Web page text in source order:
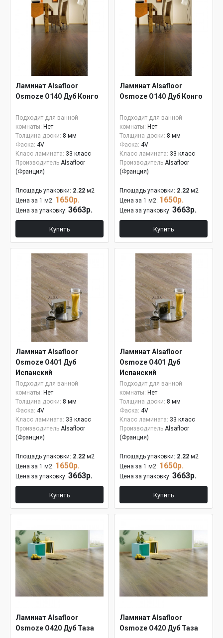
Ламинат Alsafloor
Osmoze O140 Дуб Конго
Подходит для ванной
комнаты: Нет
Толщина доски: 8 мм
Фаска: 4V
Класс ламината: 33 класс
Производитель Alsafloor
(Франция)
Площадь упаковки: 2.22 м2
Цена за 1 м2: 1650р.
Цена за упаковку: 3663р.
Купить
Ламинат Alsafloor
Osmoze O140 Дуб Конго
Подходит для ванной
комнаты: Нет
Толщина доски: 8 мм
Фаска: 4V
Класс ламината: 33 класс
Производитель Alsafloor
(Франция)
Площадь упаковки: 2.22 м2
Цена за 1 м2: 1650р.
Цена за упаковку: 3663р.
Купить
Ламинат Alsafloor
Osmoze O401 Дуб
Испанский
Подходит для ванной
комнаты: Нет
Толщина доски: 8 мм
Фаска: 4V
Класс ламината: 33 класс
Производитель Alsafloor
(Франция)
Площадь упаковки: 2.22 м2
Цена за 1 м2: 1650р.
Цена за упаковку: 3663р.
Купить
Ламинат Alsafloor
Osmoze O401 Дуб
Испанский
Подходит для ванной
комнаты: Нет
Толщина доски: 8 мм
Фаска: 4V
Класс ламината: 33 класс
Производитель Alsafloor
(Франция)
Площадь упаковки: 2.22 м2
Цена за 1 м2: 1650р.
Цена за упаковку: 3663р.
Купить
Ламинат Alsafloor
Osmoze O420 Дуб Таза
Ламинат Alsafloor
Osmoze O420 Дуб Таза